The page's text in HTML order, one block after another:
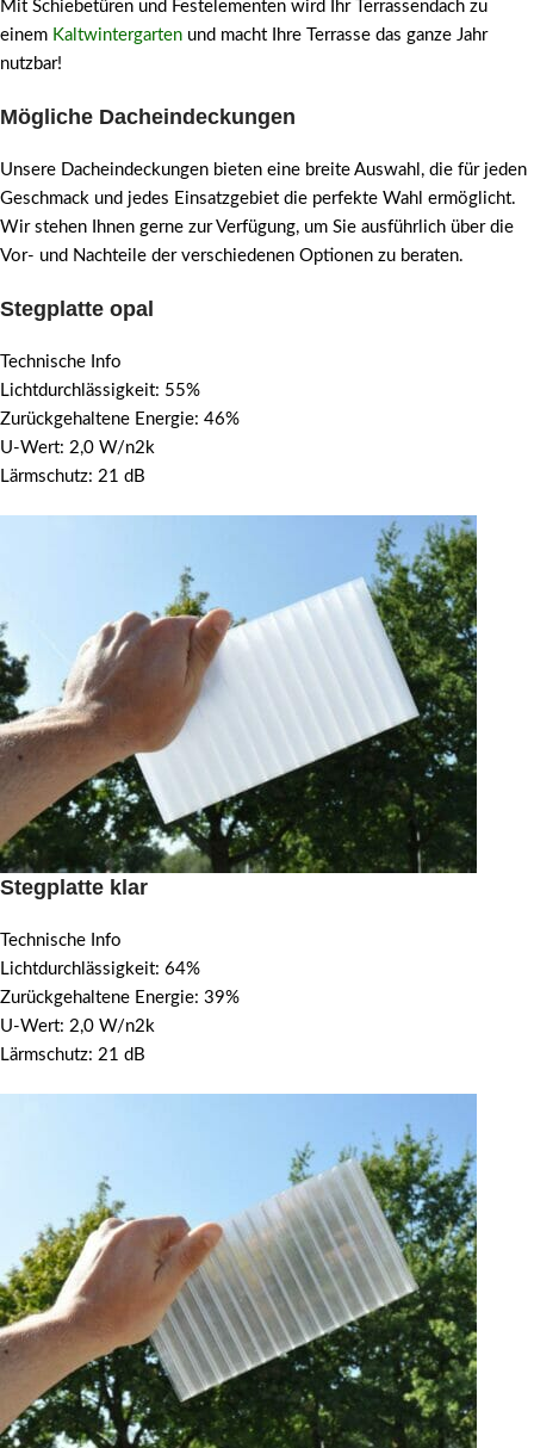
Mit Schiebetüren und Festelementen wird Ihr Terrassendach zu
einem Kaltwintergarten und macht Ihre Terrasse das ganze Jahr
nutzbar!
Mögliche Dacheindeckungen
Unsere Dacheindeckungen bieten eine breite Auswahl, die für jeden
Geschmack und jedes Einsatzgebiet die perfekte Wahl ermöglicht.
Wir stehen Ihnen gerne zur Verfügung, um Sie ausführlich über die
Vor- und Nachteile der verschiedenen Optionen zu beraten.
Stegplatte opal
Technische Info
Lichtdurchlässigkeit: 55%
Zurückgehaltene Energie: 46%
U-Wert: 2,0 W/n2k
Lärmschutz: 21 dB
Stegplatte klar
Technische Info
Lichtdurchlässigkeit: 64%
Zurückgehaltene Energie: 39%
U-Wert: 2,0 W/n2k
Lärmschutz: 21 dB